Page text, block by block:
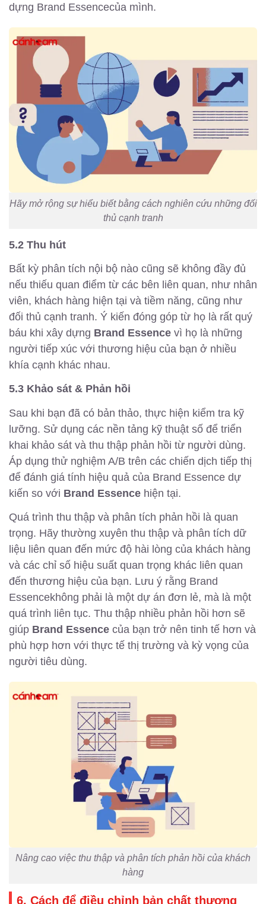
dựng Brand Essencecủa mình.
Hãy mở rộng sự hiểu biết bằng cách nghiên cứu những đối
thủ cạnh tranh
5.2 Thu hút
Bất kỳ phân tích nội bộ nào cũng sẽ không đầy đủ
nếu thiếu quan điểm từ các bên liên quan, như nhân
viên, khách hàng hiện tại và tiềm năng, cũng như
đối thủ cạnh tranh. Ý kiến đóng góp từ họ là rất quý
báu khi xây dựng Brand Essence vì họ là những
người tiếp xúc với thương hiệu của bạn ở nhiều
khía cạnh khác nhau.
5.3 Khảo sát & Phản hồi
Sau khi bạn đã có bản thảo, thực hiện kiểm tra kỹ
lưỡng. Sử dụng các nền tảng kỹ thuật số để triển
khai khảo sát và thu thập phản hồi từ người dùng.
Áp dụng thử nghiệm A/B trên các chiến dịch tiếp thị
để đánh giá tính hiệu quả của Brand Essence dự
kiến so với Brand Essence hiện tại.
Quá trình thu thập và phân tích phản hồi là quan
trọng. Hãy thường xuyên thu thập và phân tích dữ
liệu liên quan đến mức độ hài lòng của khách hàng
và các chỉ số hiệu suất quan trọng khác liên quan
đến thương hiệu của bạn. Lưu ý rằng Brand
Essencekhông phải là một dự án đơn lẻ, mà là một
quá trình liên tục. Thu thập nhiều phản hồi hơn sẽ
giúp Brand Essence của bạn trở nên tinh tế hơn và
phù hợp hơn với thực tế thị trường và kỳ vọng của
người tiêu dùng.
Nâng cao việc thu thập và phân tích phản hồi của khách
hàng
6. Cách để điều chỉnh bản chất thương